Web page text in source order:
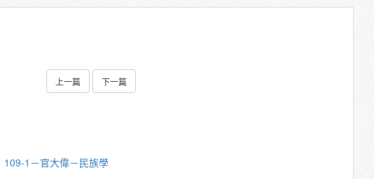
上一篇 下一篇
109-1－官大偉－民族學